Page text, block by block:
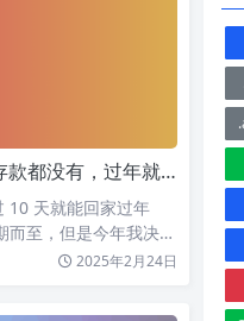
，过年就别花这8笔冤枉钱了
10 天就能回家过年
至，但是今年我决定
2025年2月24日